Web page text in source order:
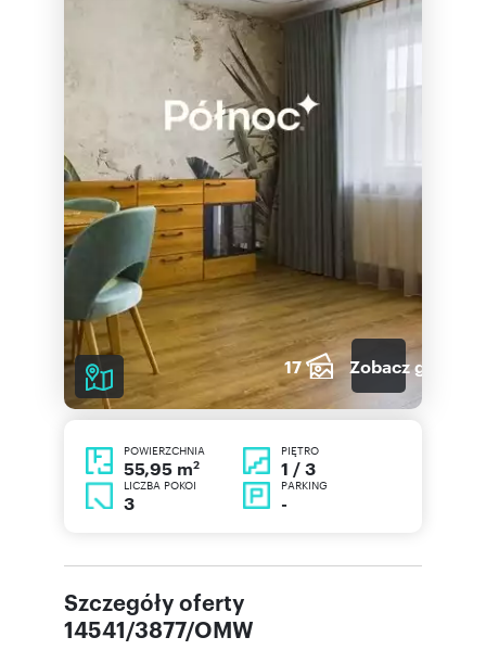
17 Zobacz galerię
POWIERZCHNIA
55,95 m2
PIĘTRO
1 / 3
LICZBA POKOI
3
PARKING
-
Szczegóły oferty
14541/3877/OMW